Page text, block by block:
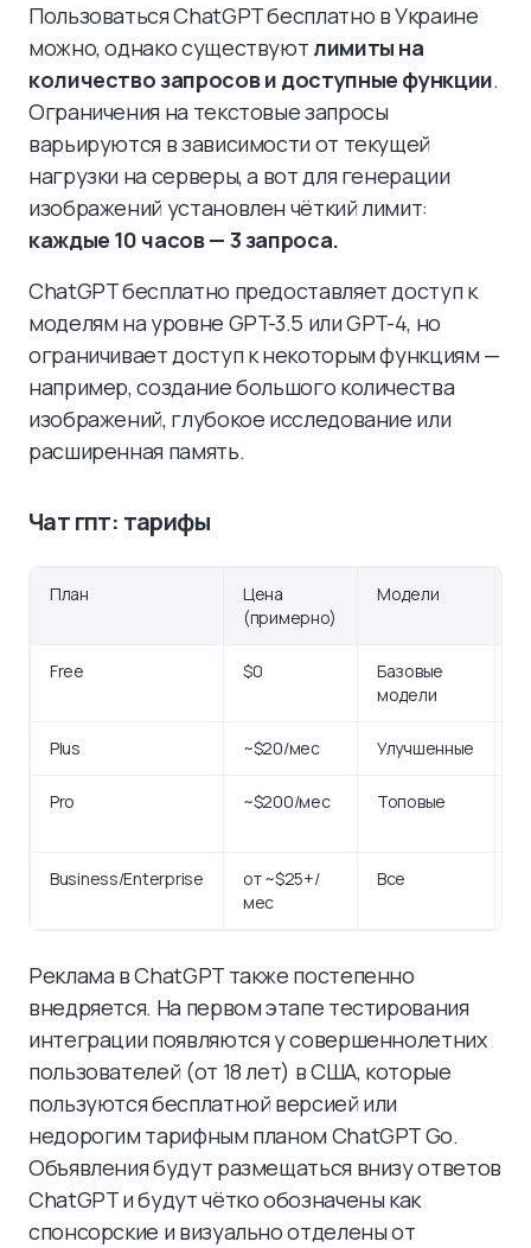
Пользоваться ChatGPT бесплатно в Украине
можно, однако существуют лимиты на
количество запросов и доступные функции.
Ограничения на текстовые запросы
варьируются в зависимости от текущей
нагрузки на серверы, а вот для генерации
изображений установлен чёткий лимит:
каждые 10 часов — 3 запроса.
ChatGPT бесплатно предоставляет доступ к
моделям на уровне GPT-3.5 или GPT-4, но
ограничивает доступ к некоторым функциям —
например, создание большого количества
изображений, глубокое исследование или
расширенная память.
Чат гпт: тарифы
План
Цена
(примерно)
Модели
Free $0
Базовые
модели
Plus ~$20/мес Улучшенные
Pro ~$200/мес Топовые
Business/Enterprise
от ~$25+/
мес
Все
Реклама в ChatGPT также постепенно
внедряется. На первом этапе тестирования
интеграции появляются у совершеннолетних
пользователей (от 18 лет) в США, которые
пользуются бесплатной версией или
недорогим тарифным планом ChatGPT Go.
Объявления будут размещаться внизу ответов
ChatGPT и будут чётко обозначены как
спонсорские и визуально отделены от